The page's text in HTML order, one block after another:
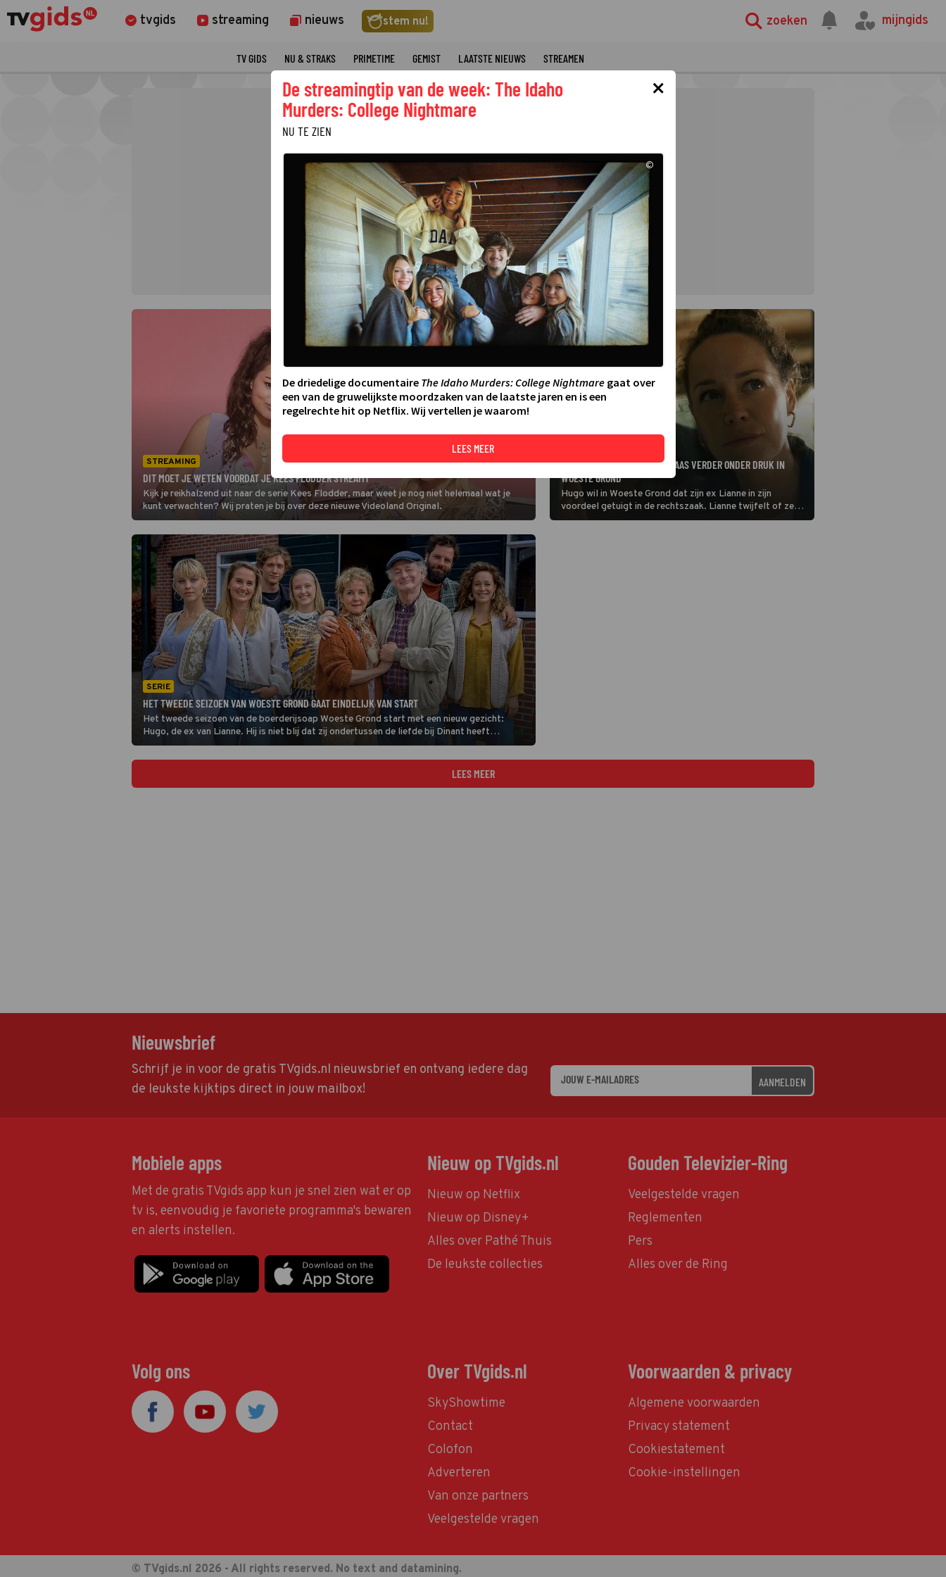
tvgids streaming nieuws stem nu! zoeken mijngids
TV GIDS NU & STRAKS PRIMETIME GEMIST LAATSTE NIEUWS STREAMEN
STREAMING
DIT MOET JE WETEN VOORDAT JE KEES FLODDER STREAMT
Kijk je reikhalzend uit naar de serie Kees Flodder, maar weet je nog niet helemaal wat je
kunt verwachten? Wij praten je bij over deze nieuwe Videoland Original.
ROBBERT BLEIJ ZET ANOUK MAAS VERDER ONDER DRUK IN
WOESTE GROND
Hugo wil in Woeste Grond dat zijn ex Lianne in zijn
voordeel getuigt in de rechtszaak. Lianne twijfelt of ze
meineed moet plegen voor de man die haar zo gekwetst
SERIE
HET TWEEDE SEIZOEN VAN WOESTE GROND GAAT EINDELIJK VAN START
Het tweede seizoen van de boerderijsoap Woeste Grond start met een nieuw gezicht:
Hugo, de ex van Lianne. Hij is niet blij dat zij ondertussen de liefde bij Dinant heeft
gevonden en probeert een wig te drijven tussen de twee.
LEES MEER
Nieuwsbrief
Schrijf je in voor de gratis TVgids.nl nieuwsbrief en ontvang iedere dag
de leukste kijktips direct in jouw mailbox!
AANMELDEN
Mobiele apps
Met de gratis TVgids app kun je snel zien wat er op
tv is, eenvoudig je favoriete programma's bewaren
en alerts instellen.
Nieuw op TVgids.nl
Nieuw op Netflix
Nieuw op Disney+
Alles over Pathé Thuis
De leukste collecties
Gouden Televizier-Ring
Veelgestelde vragen
Reglementen
Pers
Alles over de Ring
Volg ons Over TVgids.nl
SkyShowtime
Contact
Colofon
Adverteren
Van onze partners
Veelgestelde vragen
Voorwaarden & privacy
Algemene voorwaarden
Privacy statement
Cookiestatement
Cookie-instellingen
© TVgids.nl 2026 - All rights reserved. No text and datamining.
×
De streamingtip van de week: The Idaho
Murders: College Nightmare
NU TE ZIEN
©
De driedelige documentaire The Idaho Murders: College Nightmaregaat over
een van de gruwelijkste moordzaken van de laatste jaren en is een
regelrechte hit op Netflix. Wij vertellen je waarom!
LEES MEER